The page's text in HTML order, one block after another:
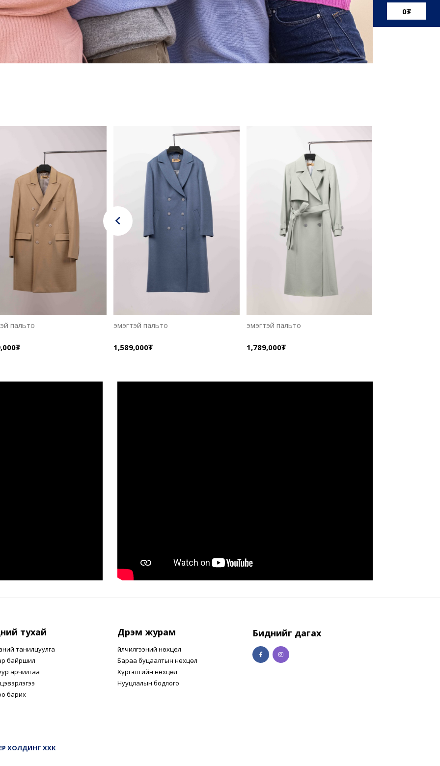
пальто эмэгтэй пальто
1,589,000₮
эмэгтэй пальто
1,789,000₮
тухай
танилцуулга
байршил
арчилгаа
барих
Дүрэм журам
Үйлчилгээний нөхцөл
Бараа буцаалтын нөхцөл
Хүргэлтийн нөхцөл
Нууцлалын бодлого
Биднийг дагах
ХОЛДИНГ ХХК
0₮